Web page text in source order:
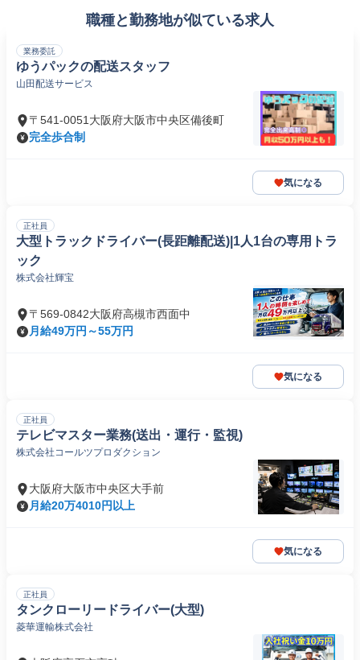
職種と勤務地が似ている求人
業務委託
ゆうパックの配送スタッフ
山田配送サービス
〒541-0051大阪府大阪市中央区備後町
完全歩合制
気になる
正社員
大型トラックドライバー(長距離配送)|1人1台の専用トラ
ック
株式会社輝宝
〒569-0842大阪府高槻市西面中
月給49万円～55万円
気になる
正社員
テレビマスター業務(送出・運行・監視)
株式会社コールツプロダクション
大阪府大阪市中央区大手前
月給20万4010円以上
気になる
正社員
タンクローリードライバー(大型)
菱華運輸株式会社